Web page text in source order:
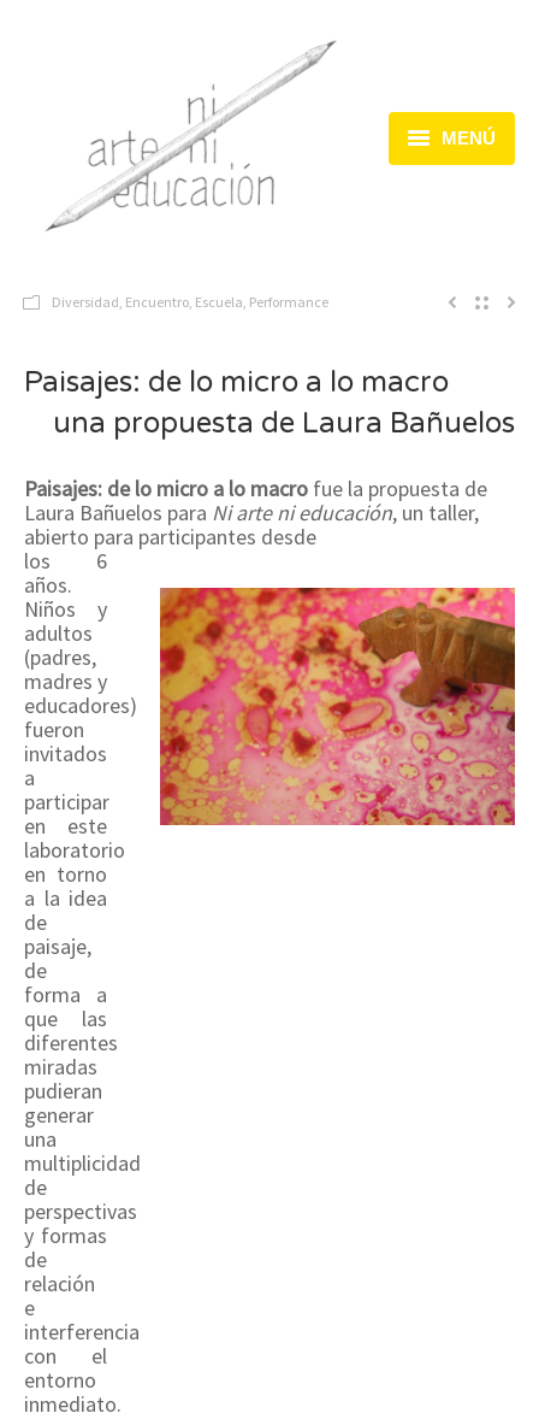
MENÚ
Inicio
Acciones
Diversidad, Encuentro, Escuela, Performance
Paisajes: de lo micro a lo macro
una propuesta de Laura Bañuelos
Paisajes: de lo micro a lo macro fue la propuesta de
Laura Bañuelos para Ni arte ni educación, un taller,
abierto para participantes desde
los 6
años.
Niños y
adultos
(padres,
madres y
educadores)
fueron
invitados
a
participar
en este
laboratorio
en torno
a la idea
de
paisaje,
de
forma a
que las
diferentes
miradas
pudieran
generar
una
multiplicidad
de
perspectivas
y formas
de
relación
e
interferencia
con el
entorno
inmediato.